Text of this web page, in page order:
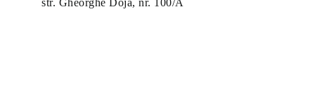
str. Gheorghe Doja, nr. 100/A